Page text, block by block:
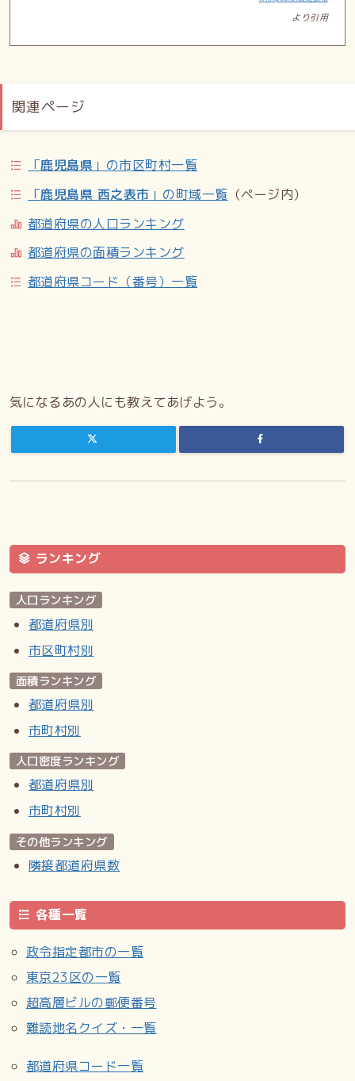
より引用
関連ページ
「鹿児島県 」の市区町村一覧
「鹿児島県 西之表市 」の町域一覧 （ページ内）
都道府県の人口ランキング
都道府県の面積ランキング
都道府県コード（番号）一覧
気になるあの人にも教えてあげよう。
ランキング
人口ランキング
都道府県別
市区町村別
面積ランキング
都道府県別
市町村別
人口密度ランキング
都道府県別
市町村別
その他ランキング
隣接都道府県数
各種一覧
政令指定都市の一覧
東京23区の一覧
超高層ビルの郵便番号
難読地名クイズ・一覧
都道府県コード一覧